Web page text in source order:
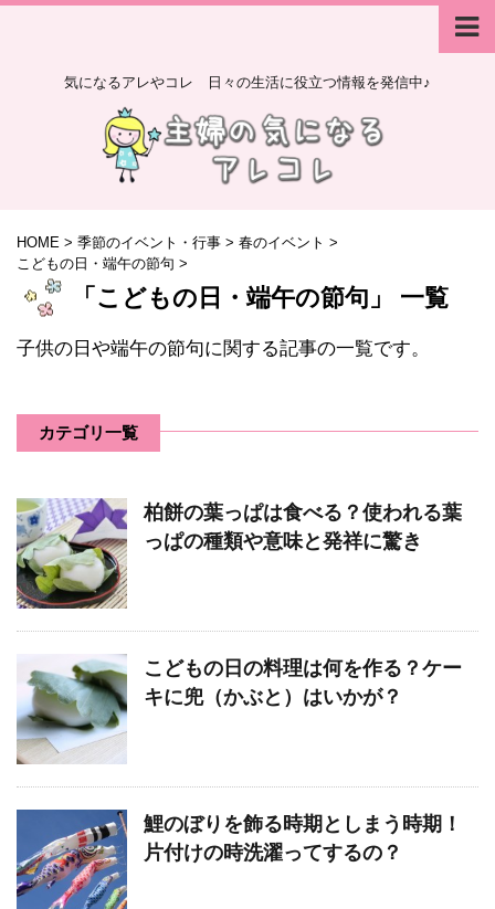
気になるアレやコレ 日々の生活に役立つ情報を発信中♪
HOME > 季節のイベント・行事 > 春のイベント >
こどもの日・端午の節句 >
「こどもの日・端午の節句」 一覧
子供の日や端午の節句に関する記事の一覧です。
カテゴリ一覧
柏餅の葉っぱは食べる？使われる葉
っぱの種類や意味と発祥に驚き
こどもの日の料理は何を作る？ケー
キに兜（かぶと）はいかが？
鯉のぼりを飾る時期としまう時期！
片付けの時洗濯ってするの？